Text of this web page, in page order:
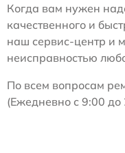
Когда вам нужен
качественного и
наш сервис-центр и
неисправностью
По всем вопросам
(Ежедневно с 9:00 до